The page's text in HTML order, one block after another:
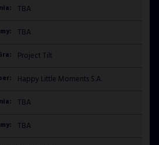
TBA
TBA
Project Tilt
Happy Little Moments S.A.
TBA
TBA